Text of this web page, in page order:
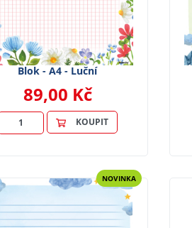
Blok - A4 - Luční
89,00 Kč
KOUPIT
NOVINKA